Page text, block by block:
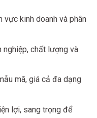
vực kinh doanh và phân
chất lượng và
mã, giá cả đa dạng
lợi, sang trọng để